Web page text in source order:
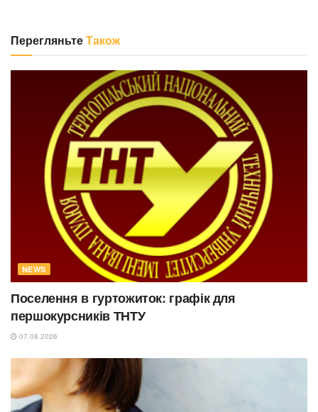
ПерегляньтеТакож
NEWS
Поселення в гуртожиток: графік для
першокурсників ТНТУ
07.08.2026